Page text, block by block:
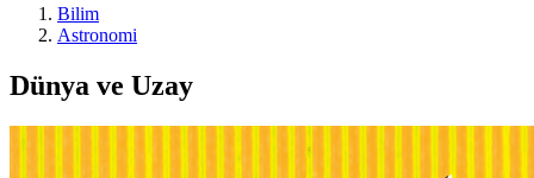
Bilim
Astronomi
Dünya ve Uzay